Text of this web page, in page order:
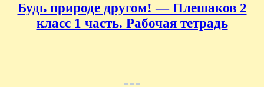
Будь природе другом! — Плешаков 2
класс 1 часть. Рабочая тетрадь